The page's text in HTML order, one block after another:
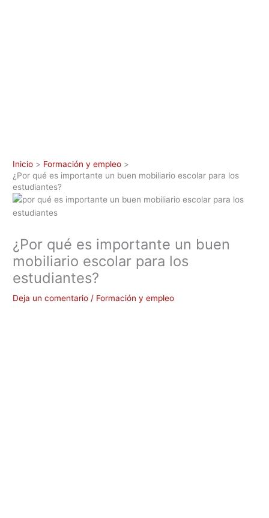
Inicio
Formación y empleo
¿Por qué es importante un buen mobiliario escolar para los
estudiantes?
¿Por qué es importante un buen
mobiliario escolar para los
estudiantes?
Deja un comentario / Formación y empleo